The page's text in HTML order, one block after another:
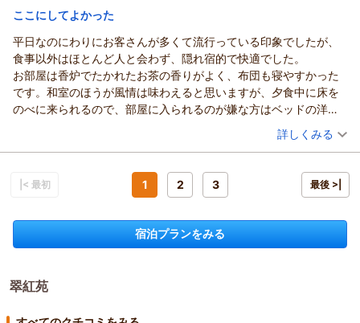
と味噌汁を運んでくれて、朝食のスタートです。蒸籠蒸しの固形
燃料に火をつけてできあがりを待ちます。焼鮭・焼き海苔・サラ
ダなど、王道の和定食です。蒸籠蒸しのできあがり少し前に焼鮭
を入れました。身がふっくらしてより美味しくなりました。蒸籠
蒸しもアツアツでいただきました。
ご飯もおかわりして、セルフサービスのホットコーヒーをいただ
チェックアウト後はアプト式鉄道に乗車して大井川鐵道を満喫し
ました。月曜日ということもあり、道中にランチする場所があり
ません。事前に相談したところ「おにぎり弁当でよければご用意
しますよ。」と言っていただけたのでお願いしました。奥大井湖
弁当でした。
おにぎり2個・ハンバーグ・玉子焼き・牛すき煮・わさび菜と漬物
宿泊価格帯： 16,001～17,000円(大人一人あたり/税込)
ここにしてよかった
平日なのにわりにお客さんが多くて流行っている印象でしたが、
食事以外はほとんど人と会わず、隠れ宿的で快適でした。
お部屋は香炉でたかれたお茶の香りがよく、布団も寝やすかった
です。和室のほうが風情は味わえると思いますが、夕食中に床を
のべに来られるので、部屋に入られるのが嫌な方はベッドの洋室
食事はレストランで食べますが、部屋ごとについ立で区切られて
たが、山奥なのでこんなものかと。量はスタンダードコースでも
お腹が苦しいほどで、朝食も十分過ぎました。
っのが、さすが川根茶の本場です。このお茶も大浴場を出たとこ
ろでサービスしている冷茶もとても美味しかったです。冷茶は汗
茶のシャンプーやボディソープも川根ならではで良かったです。
お湯は最高です！お肌がすべすべになり何度も入浴しました。た
（投稿日：2026/02/27）
宿泊時期： 2026年02月宿泊 (一人旅)
宿泊プラン：
【じゃらんのお得な10日間】一人旅プラン｜スタンダードプラ
ン『ひとりだけの時間をのんびり過ごす』
和室
詳しくみる
|< 最初 1 2 3 最後 >|
宿泊プランをみる
翠紅苑